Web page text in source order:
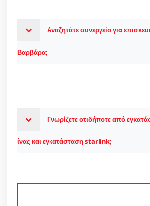
Αναζητάτε συνεργείο για
Βαρβάρα;
Γνωρίζετε οτιδήποτε από
ίνας και εγκατάσταση starlink;